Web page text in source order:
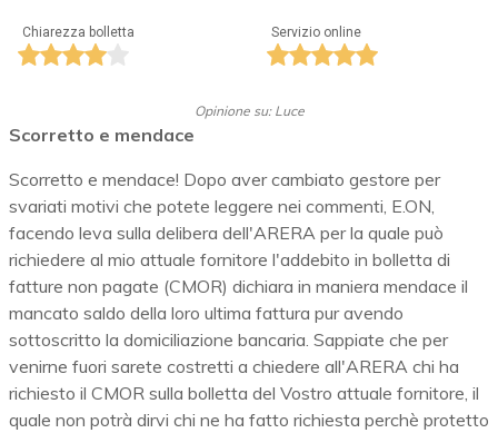
Chiarezza bolletta Servizio online
Opinione su: Luce
Scorretto e mendace
Scorretto e mendace! Dopo aver cambiato gestore per
svariati motivi che potete leggere nei commenti, E.ON,
facendo leva sulla delibera dell'ARERA per la quale può
richiedere al mio attuale fornitore l'addebito in bolletta di
fatture non pagate (CMOR) dichiara in maniera mendace il
mancato saldo della loro ultima fattura pur avendo
sottoscritto la domiciliazione bancaria. Sappiate che per
venirne fuori sarete costretti a chiedere all'ARERA chi ha
richiesto il CMOR sulla bolletta del Vostro attuale fornitore, il
quale non potrà dirvi chi ne ha fatto richiesta perchè protetto